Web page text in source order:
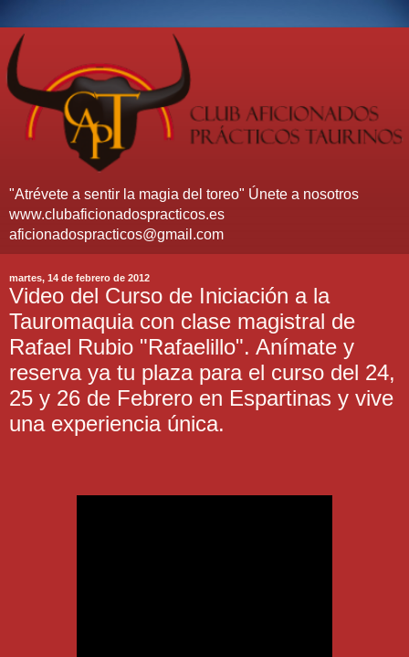
"Atrévete a sentir la magia del toreo" Únete a nosotros
www.clubaficionadospracticos.es
aficionadospracticos@gmail.com
martes, 14 de febrero de 2012
Video del Curso de Iniciación a la
Tauromaquia con clase magistral de
Rafael Rubio "Rafaelillo". Anímate y
reserva ya tu plaza para el curso del 24,
25 y 26 de Febrero en Espartinas y vive
una experiencia única.